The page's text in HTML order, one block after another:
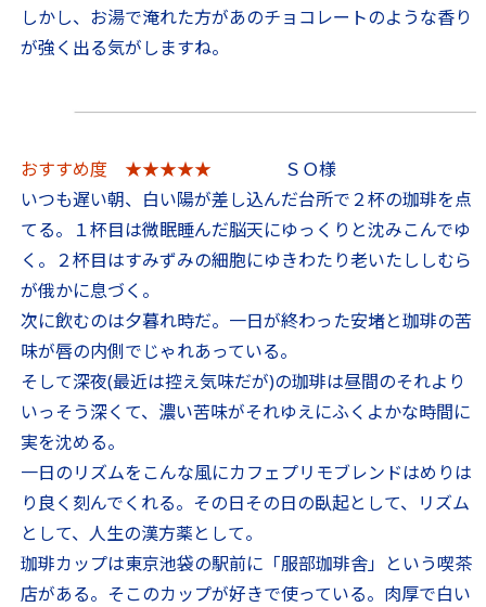
しかし、お湯で淹れた方があのチョコレートのような香り
が強く出る気がしますね。
おすすめ度 ★★★★★
ＳＯ様
いつも遅い朝、白い陽が差し込んだ台所で２杯の珈琲を点
てる。１杯目は微眠睡んだ脳天にゆっくりと沈みこんでゆ
く。２杯目はすみずみの細胞にゆきわたり老いたししむら
が俄かに息づく。
次に飲むのは夕暮れ時だ。一日が終わった安堵と珈琲の苦
味が唇の内側でじゃれあっている。
そして深夜(最近は控え気味だが)の珈琲は昼間のそれより
いっそう深くて、濃い苦味がそれゆえにふくよかな時間に
実を沈める。
一日のリズムをこんな風にカフェプリモブレンドはめりは
り良く刻んでくれる。その日その日の臥起として、リズム
として、人生の漢方薬として。
珈琲カップは東京池袋の駅前に「服部珈琲舎」という喫茶
店がある。そこのカップが好きで使っている。肉厚で白い